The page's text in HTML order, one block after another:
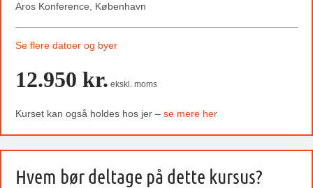
Aros Konference, København
Se flere datoer og byer
12.950 kr. ekskl. moms
Kurset kan også holdes hos jer – se mere her
Hvem bør deltage på dette kursus?